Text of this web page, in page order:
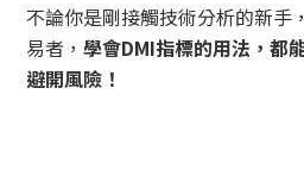
不論你是剛接觸技術分析的新手
易者，學會DMI指標的用法，都
避開風險！